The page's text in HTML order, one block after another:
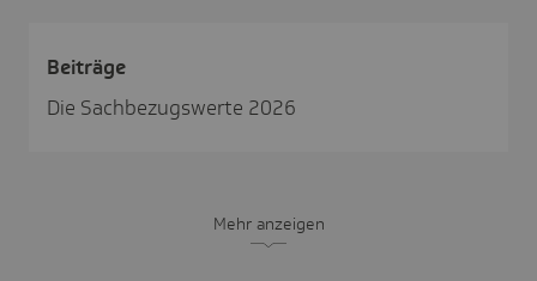
Beiträge
Die Sachbezugswerte 2026
Mehr anzeigen